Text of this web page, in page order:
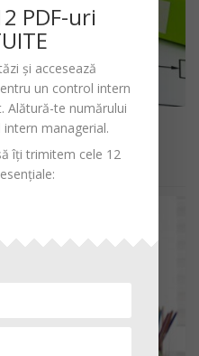
cadourilor
PDF-uri
și accesează
un control intern
. Alătură-te numărului
managerial.
îți trimitem cele 12